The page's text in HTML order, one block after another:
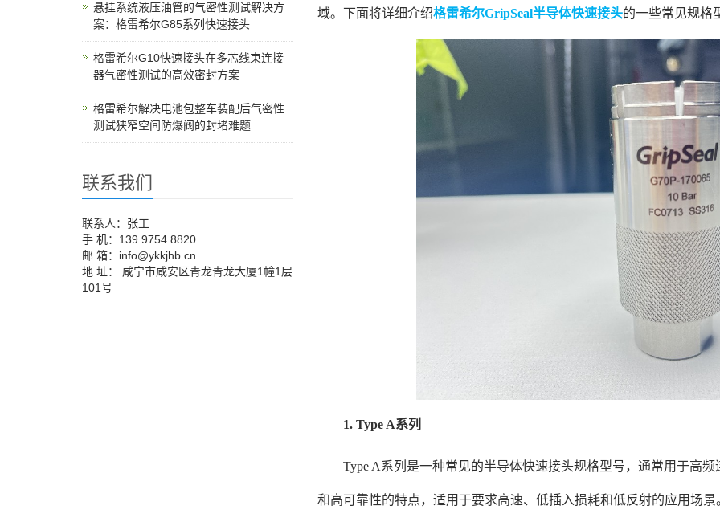
域。下面将详细介绍格雷希尔GripSeal半导体快速接头的一些常见规格
1. Type A系列
Type A系列是一种常见的半导体快速接头规格型号，通常用于高频
和高可靠性的特点，适用于要求高速、低插入损耗和低反射的应用场
悬挂系统液压油管的气密性测试解决方
案：格雷希尔G85系列快速接头
格雷希尔G10快速接头在多芯线束连接
器气密性测试的高效密封方案
格雷希尔解决电池包整车装配后气密性
测试狭窄空间防爆阀的封堵难题
联系我们
联系人：张工
手 机：139 9754 8820
邮 箱：info@ykkjhb.cn
地 址： 咸宁市咸安区青龙青龙大厦1幢1层
101号